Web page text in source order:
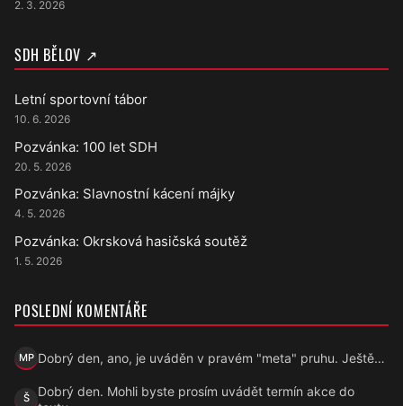
2. 3. 2026
SDH BĚLOV ↗
Letní sportovní tábor
10. 6. 2026
Pozvánka: 100 let SDH
20. 5. 2026
Pozvánka: Slavnostní kácení májky
4. 5. 2026
Pozvánka: Okrsková hasičská soutěž
1. 5. 2026
POSLEDNÍ KOMENTÁŘE
MP
Marek Přecechtěl
Dobrý den, ano, je uváděn v pravém "meta" pruhu. Ještě…
Š
Dobrý den. Mohli byste prosím uvádět termín akce do